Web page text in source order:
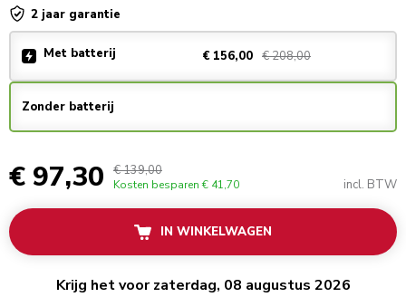
2 jaar garantie
Met batterij € 156,00 € 208,00
Zonder batterij
€ 97,30 € 139,00
Kosten besparen € 41,70 incl. BTW
IN WINKELWAGEN
Krijg het voor zaterdag, 08 augustus 2026